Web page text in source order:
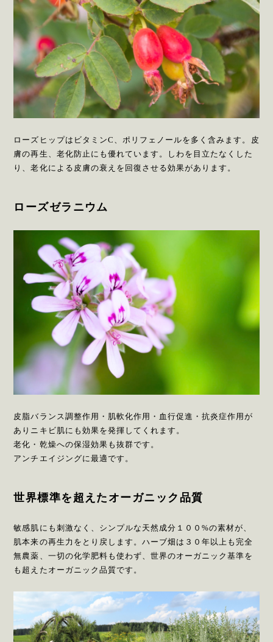
ローズヒップはビタミンC、ポリフェノールを多く含みます。皮
膚の再生、老化防止にも優れています。しわを目立たなくした
り、老化による皮膚の衰えを回復させる効果があります。
ローズゼラニウム
皮脂バランス調整作用・肌軟化作用・血行促進・抗炎症作用が
ありニキビ肌にも効果を発揮してくれます。
老化・乾燥への保湿効果も抜群です。
アンチエイジングに最適です。
世界標準を超えたオーガニック品質
敏感肌にも刺激なく、シンプルな天然成分１００%の素材が、
肌本来の再生力をとり戻します。ハーブ畑は３０年以上も完全
無農薬、一切の化学肥料も使わず、世界のオーガニック基準を
も超えたオーガニック品質です。